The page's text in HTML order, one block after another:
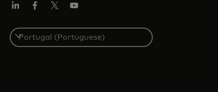
Select
a
country